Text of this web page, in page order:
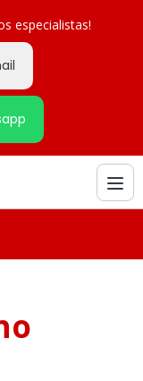
especialistas!